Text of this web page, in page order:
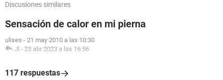
Discusiones similares
Sensación de calor en mi pierna
ulises - 21 may 2010 a las 10:30
Jl - 23 abr 2023 a las 16:56
117 respuestas